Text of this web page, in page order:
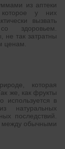
из аптеки
у них
вызвать
здоровьем.
не так затратны
ценам.
которая
же, как фрукты
используется в
натуральных
последствий.
между обычными